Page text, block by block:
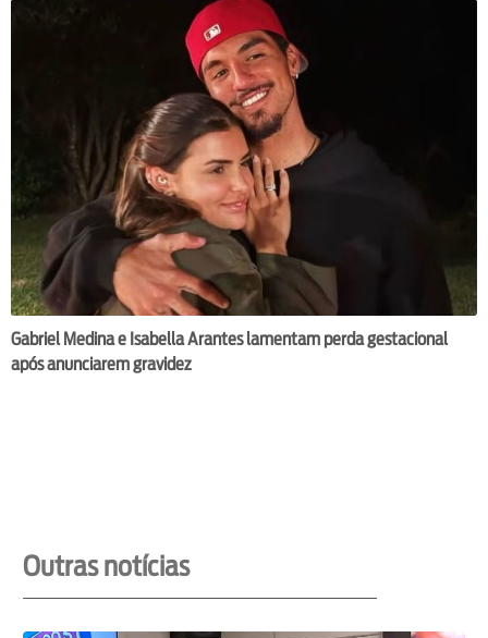
Gabriel Medina e Isabella Arantes lamentam perda gestacional
após anunciarem gravidez
Outras notícias